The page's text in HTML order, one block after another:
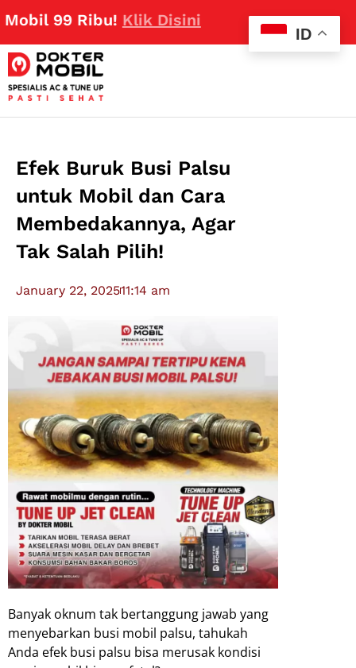
Ribu!Klik Disini
Efek Buruk Busi Palsu
untuk Mobil dan Cara
Membedakannya, Agar
Tak Salah Pilih!
January 22, 202511:14 am
Banyak oknum tak bertanggung jawab yang
menyebarkan busi mobil palsu, tahukah
Anda efek busi palsu bisa merusak kondisi
ID